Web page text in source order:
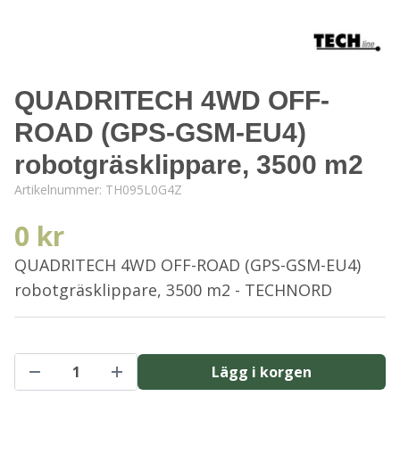
QUADRITECH 4WD OFF-
ROAD (GPS-GSM-EU4)
robotgräsklippare, 3500 m2
Artikelnummer: TH095L0G4Z
0 kr
QUADRITECH 4WD OFF-ROAD (GPS-GSM-EU4)
robotgräsklippare, 3500 m2 - TECHNORD
Lägg i korgen